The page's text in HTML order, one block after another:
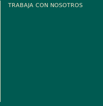
TRABAJA CON NOSOTROS